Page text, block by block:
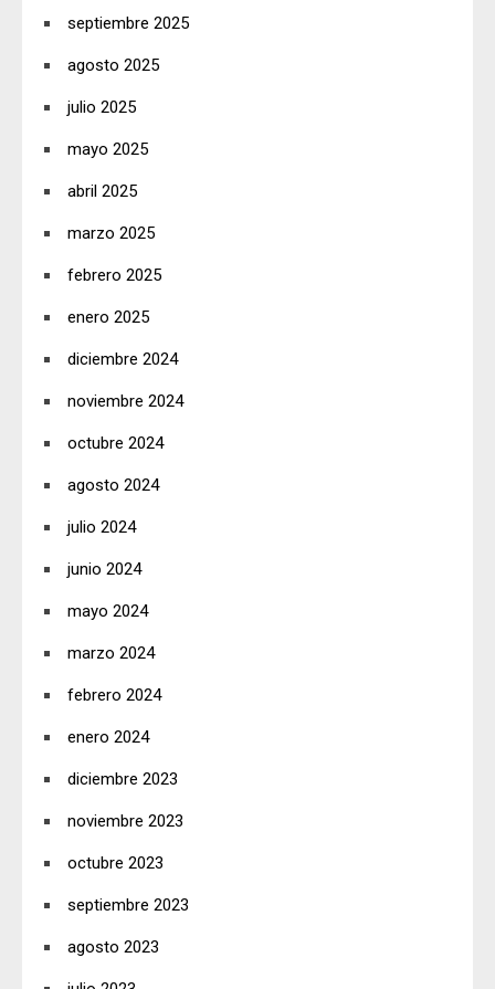
septiembre 2025
agosto 2025
julio 2025
mayo 2025
abril 2025
marzo 2025
febrero 2025
enero 2025
diciembre 2024
noviembre 2024
octubre 2024
agosto 2024
julio 2024
junio 2024
mayo 2024
marzo 2024
febrero 2024
enero 2024
diciembre 2023
noviembre 2023
octubre 2023
septiembre 2023
agosto 2023